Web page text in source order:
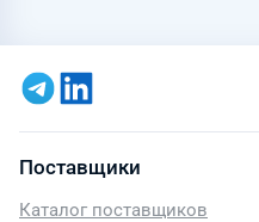
Поставщики
Каталог поставщиков